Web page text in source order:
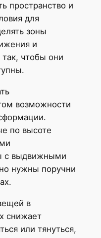
пространство и
для
зоны
и
чтобы они
возможности
по высоте
с выдвижными
нужны поручни
в
снижает
или тянуться,